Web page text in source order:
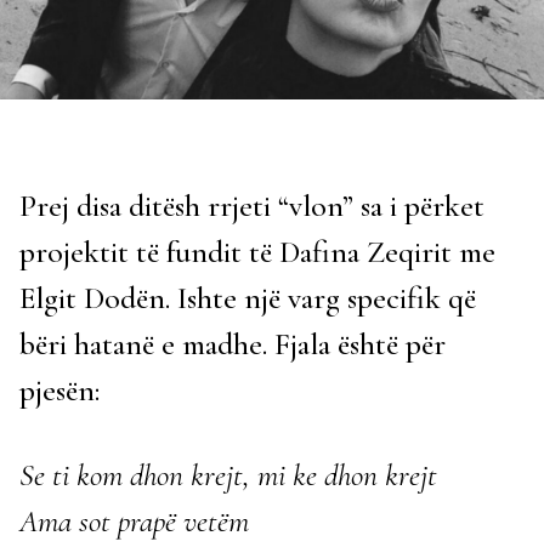
Prej disa ditësh rrjeti “vlon” sa i përket
projektit të fundit të Dafina Zeqirit me
Elgit Dodën. Ishte një varg specifik që
bëri hatanë e madhe. Fjala është për
pjesën:
Se ti kom dhon krejt, mi ke dhon krejt
Ama sot prapë vetëm